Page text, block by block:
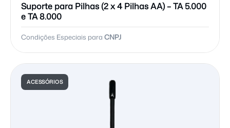
Suporte para Pilhas (2 x 4 Pilhas AA) – TA 5.000
e TA 8.000
Condições Especiais para CNPJ
ACESSÓRIOS